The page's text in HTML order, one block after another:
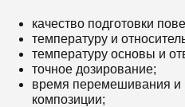
качество подготовки
температуру и
температуру основы и
точное дозирование;
время перемешивания и
композиции;